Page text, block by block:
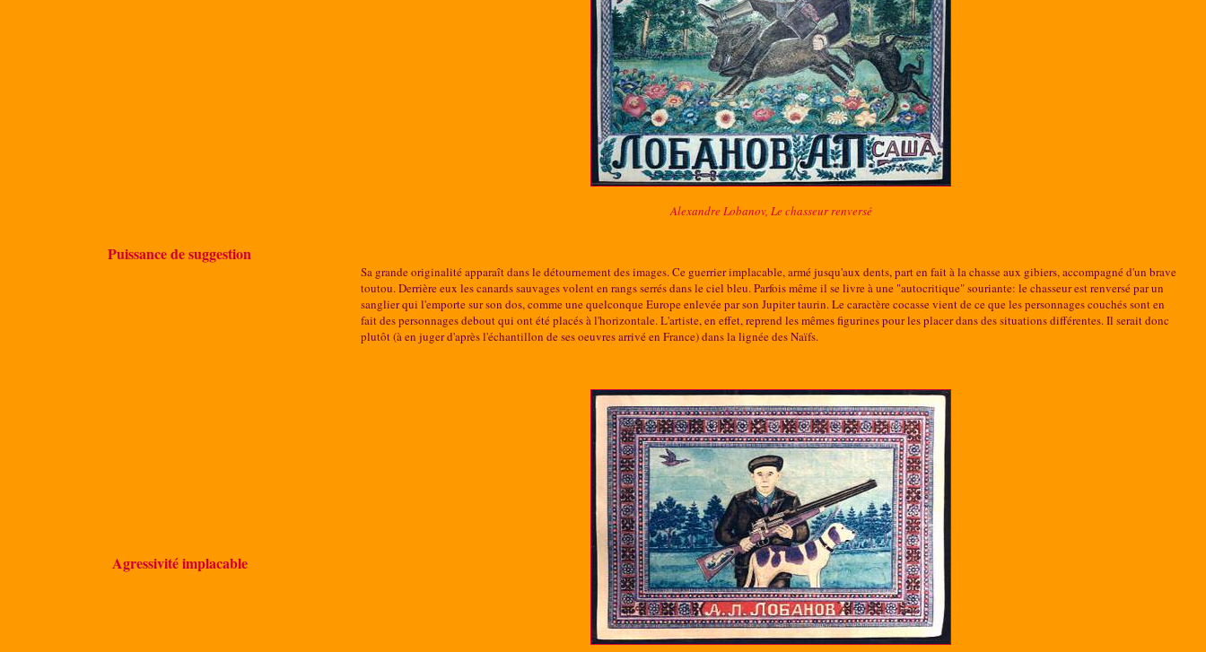
Puissance de suggestion
Agressivité implacable
Alexandre Lobanov, Le chasseur renversé
Sa grande originalité apparaît dans le détournement des images. Ce guerrier implacable, armé jusqu'aux dents, part en fait à la chasse aux gibiers, accompagné d'un brave
toutou. Derrière eux les canards sauvages volent en rangs serrés dans le ciel bleu. Parfois même il se livre à une "autocritique" souriante: le chasseur est renversé par un
sanglier qui l'emporte sur son dos, comme une quelconque Europe enlevée par son Jupiter taurin. Le caractère cocasse vient de ce que les personnages couchés sont en
fait des personnages debout qui ont été placés à l'horizontale. L'artiste, en effet, reprend les mêmes figurines pour les placer dans des situations différentes. Il serait donc
plutôt (à en juger d'après l'échantillon de ses oeuvres arrivé en France) dans la lignée des Naïfs.